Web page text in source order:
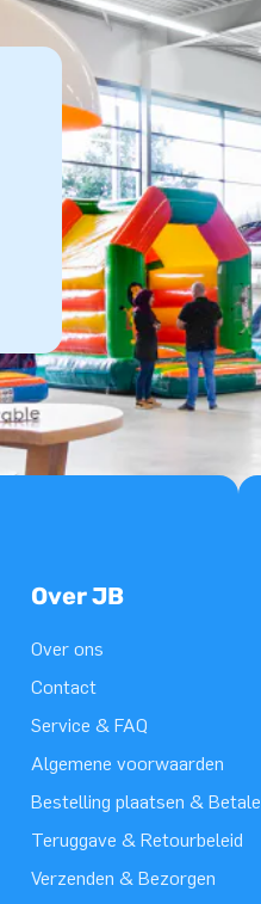
Over JB
Over ons
Contact
Service & FAQ
Algemene voorwaarden
Bestelling plaatsen &
Teruggave & Retourbeleid
Verzenden & Bezorgen